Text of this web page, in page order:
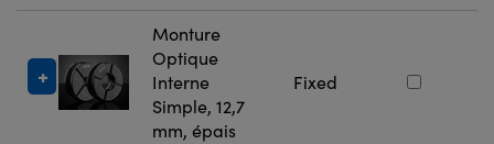
Monture
Optique
Interne
Simple, 12,7
mm, épais
Fixed